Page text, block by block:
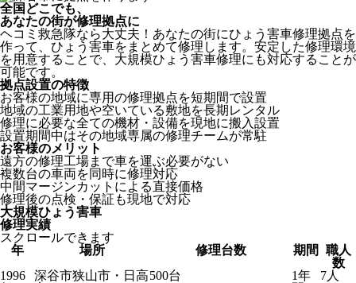
全国どこでも、
あなたの街が修理拠点に
ヘコミ救急隊なら大丈夫！あなたの街にひょう害車修理拠点を
作って、ひょう害車をまとめて修理します。安定した修理環境
を用意することで、大規模ひょう害車修理にも対応することが
可能です。
拠点設置の特徴
お客様の地域に専用の修理拠点を短期間で設置
地域の工業用地や空いている敷地を長期レンタル
修理に必要な全ての機材・設備を現地に搬入設置
設置期間中はその地域専属の修理チームが常駐
お客様のメリット
遠方の修理工場まで車を運ぶ必要がない
複数台の車両を同時に修理対応
中間マージンカットによる直接価格
修理後の点検・保証も現地で対応
大規模ひょう害車
修理実績
スクロールできます
年
場所 修理台数 期間
職人
数
1996
深谷市狭山市・日高500台
1年
7人